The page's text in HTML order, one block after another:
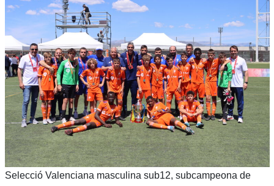
Selecció Valenciana masculina sub12, subcampeona de